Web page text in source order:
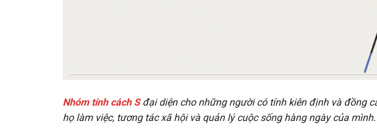
Nhóm tính cách Sđại diện cho những người có tính kiên định và đồng
họ làm việc, tương tác xã hội và quản lý cuộc sống hàng ngày của mình.